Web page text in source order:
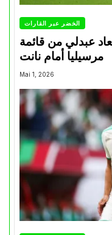
الخضر عبر القارات
عبدلي من قائمة
مرسيليا أمام نانت
Mai 1, 2026